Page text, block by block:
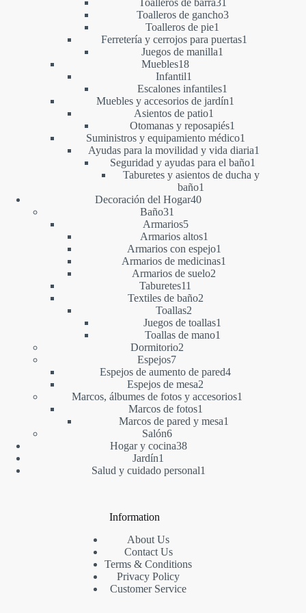
Toalleros de barra31
productos
Toalleros de gancho33
Toalleros de pie1
producto
Ferretería y cerrojos para puertas1
Juegos de manilla1
Muebles1818
productos
Infantil1
producto
Escalones infantiles1
producto
Muebles y accesorios de jardín1
Asientos de patio1
producto
Otomanas y reposapiés1
producto
Suministros y equipamiento médico1
producto
Ayudas para la movilidad y vida diaria1
Seguridad y ayudas para el baño1
producto
Taburetes y asientos de ducha y
baño1
Decoración del Hogar4040
Baño31
productos
Armarios55
productos
Armarios altos1
producto
Armarios con espejo1
producto
Armarios de medicinas1
Armarios de suelo2
Taburetes11
productos
Textiles de baño22
Toallas2
productos
Juegos de toallas1
Toallas de mano1
Dormitorio22
Espejos77
productos
Espejos de aumento de pared44
Espejos de mesa2
productos
Marcos, álbumes de fotos y accesorios1
Marcos de fotos1
producto
Marcos de pared y mesa1
Salón66
productos
Hogar y cocina3838
Jardín1
producto
Salud y cuidado personal1
Information
About Us
Contact Us
Terms & Conditions
Privacy Policy
Customer Service